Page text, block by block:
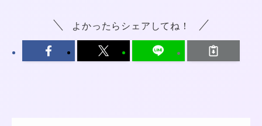
よかったらシェアしてね！